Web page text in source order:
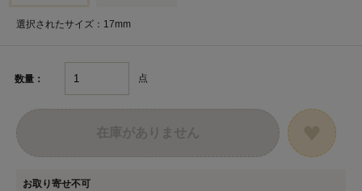
選択されたサイズ：17mm
数量： 点
お取り寄せ不可